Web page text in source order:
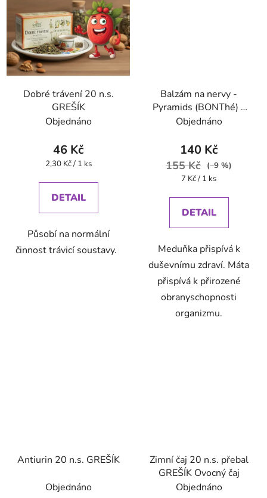
Dobré trávení 20 n.s.
GREŠÍK
Objednáno
46 Kč
Měrná
2,30 Kč / 1 ks
DETAIL
Působí na normální
činnost trávicí soustavy.
Balzám na nervy -
Pyramids (BONThé) -
Oxalis
Objednáno
140 Kč
155 Kč
(–9 %)
Měrná
7 Kč / 1 ks
DETAIL
Meduňka přispívá k
duševnímu zdraví. Máta
přispívá k přirozené
obranyschopnosti
organizmu.
Antiurin 20 n.s. GREŠÍK
Objednáno
Zimní čaj 20 n.s. přebal
GREŠÍK Ovocný čaj
Objednáno